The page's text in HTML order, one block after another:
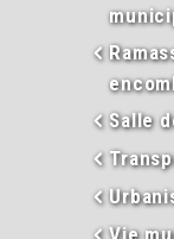
Salle
Vie